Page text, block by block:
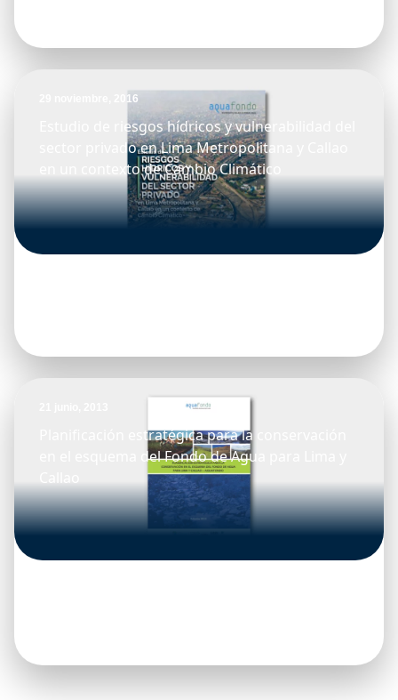
29 noviembre, 2016
Estudio de riesgos hídricos y vulnerabilidad del
sector privado en Lima Metropolitana y Callao
en un contexto de Cambio Climático
Planificación estratégica para la conservación
en el esquema del Fondo de Agua para Lima y